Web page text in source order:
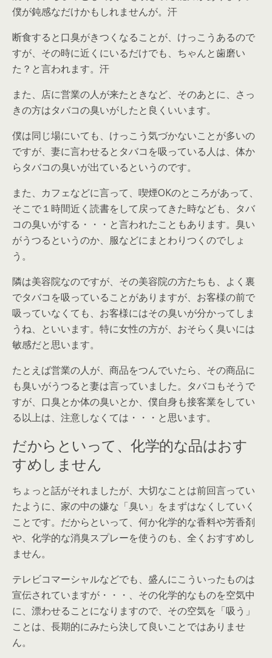
僕が鈍感なだけかもしれませんが。汗
断食すると口臭がきつくなることが、けっこうあるので
すが、その時に近くにいるだけでも、ちゃんと歯磨い
た？と言われます。汗
また、店に営業の人が来たときなど、そのあとに、さっ
きの方はタバコの臭いがしたと良くいいます。
僕は同じ場にいても、けっこう気づかないことが多いの
ですが、妻に言わせるとタバコを吸っている人は、体か
らタバコの臭いが出ているというのです。
また、カフェなどに言って、喫煙OKのところがあって、
そこで１時間近く読書をして戻ってきた時なども、タバ
コの臭いがする・・・と言われたこともあります。臭い
がうつるというのか、服などにまとわりつくのでしょ
う。
隣は美容院なのですが、その美容院の方たちも、よく裏
でタバコを吸っていることがありますが、お客様の前で
吸っていなくても、お客様にはその臭いが分かってしま
うね、といいます。特に女性の方が、おそらく臭いには
敏感だと思います。
たとえば営業の人が、商品をつんでいたら、その商品に
も臭いがうつると妻は言っていました。タバコもそうで
すが、口臭とか体の臭いとか、僕自身も接客業をしてい
る以上は、注意しなくては・・・と思います。
だからといって、化学的な品はおす
すめしません
ちょっと話がそれましたが、大切なことは前回言ってい
たように、家の中の嫌な「臭い」をまずはなくしていく
ことです。だからといって、何か化学的な香料や芳香剤
や、化学的な消臭スプレーを使うのも、全くおすすめし
ません。
テレビコマーシャルなどでも、盛んにこういったものは
宣伝されていますが・・・、その化学的なものを空気中
に、漂わせることになりますので、その空気を「吸う」
ことは、長期的にみたら決して良いことではありませ
ん。